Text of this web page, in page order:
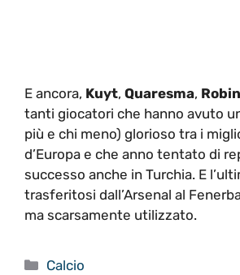
E ancora, Kuyt, Quaresma,
tanti giocatori che hanno avuto
più e chi meno) glorioso tra i
d’Europa e che anno tentato di
successo anche in Turchia. E
trasferitosi dall’Arsenal al
ma scarsamente utilizzato.
Categorie
Calcio